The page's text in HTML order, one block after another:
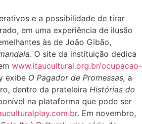
e a possibilidade de tirar
em uma experiência de ilusão
às de João Gibão,
. O site da instituição dedica
www.itaucultural.org.br/ocupacao-
exibe O Pagador de Promessas, a
dentro da prateleira Histórias do
na plataforma que pode ser
. Em novembro,